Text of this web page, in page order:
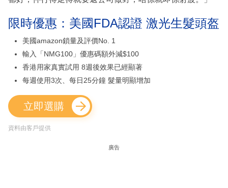
限時優惠：美國FDA認證 激光生髮頭盔
美國amazon鎖量及評價No. 1
輸入「NMG100」優惠碼額外減$100
香港用家真實試用 8週後效果已經顯著
每週使用3次、每日25分鐘 髮量明顯增加
立即選購
資料由客戶提供
廣告